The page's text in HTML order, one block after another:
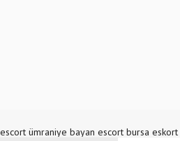
ümraniye bayan escort bursa eskort